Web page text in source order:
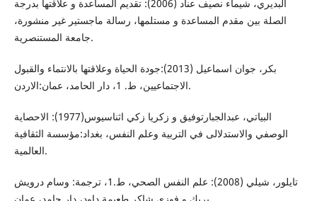
البديري، شيماء نصيف عناد (2006): تقديم المساعدة و علاقتها بدرجة
الصلة بين مقدم المساعدة و مستلمها، رسالة ماجستير غير منشورة،
جامعة المستنصرية.
بكر، جوان اسماعيل (2013):جودة الحياة وعلاقتها بالانتماء والقبول
الاجتماعيين، ط. 1، دار الحامد، عمان:الاردن.
البياتي، عبدالجبارتوفيق و زكريا زكي اثناسيوس(1977): الاحصاية
الوصفي والاستدلالى في التربية وعلم النفس، بغداد:مؤسسة الثقافية
العالمية.
تايلور، شيلي (2008): علم النفس الصحي، ط.1، ترجمة: وسام درويش